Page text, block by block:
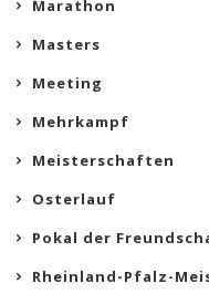
Marathon
Masters
Meeting
Mehrkampf
Meisterschaften
Osterlauf
Pokal der
Rheinland-Pfalz-